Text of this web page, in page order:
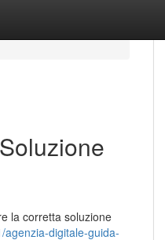
la corretta soluzione
agenzia-digitale-guida-